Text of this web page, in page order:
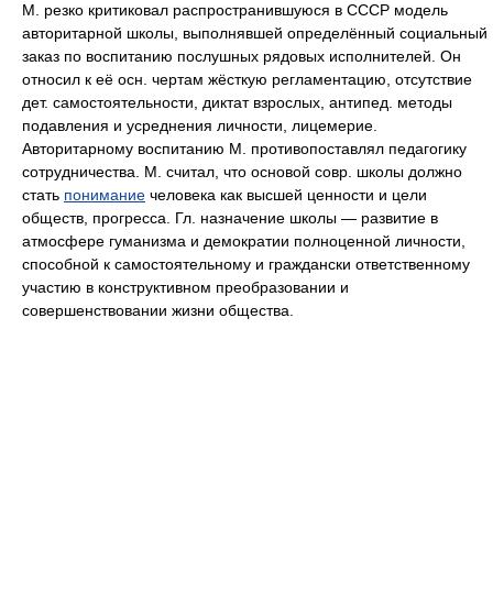
М. резко критиковал распространившуюся в СССР модель
авторитарной школы, выполнявшей определённый социальный
заказ по воспитанию послушных рядовых исполнителей. Он
относил к её осн. чертам жёсткую регламентацию, отсутствие
дет. самостоятельности, диктат взрослых, антипед. методы
подавления и усреднения личности, лицемерие.
Авторитарному воспитанию М. противопоставлял педагогику
сотрудничества. М. считал, что основой совр. школы должно
стать понимание человека как высшей ценности и цели
обществ, прогресса. Гл. назначение школы — развитие в
атмосфере гуманизма и демократии полноценной личности,
способной к самостоятельному и граждански ответственному
участию в конструктивном преобразовании и
совершенствовании жизни общества.